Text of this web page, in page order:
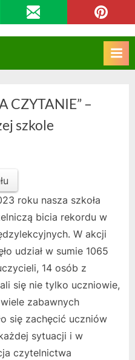
Opolskie
CZYTANIE” –
szkole
roku nasza szkoła
bicia rekordu w
W akcji
udział w sumie 1065
14 osób z
się nie tylko uczniowie,
zabawnych
się zachęcić uczniów
sytuacji i w
czytelnictwa